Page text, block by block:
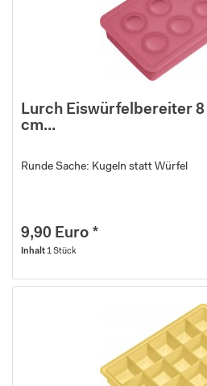
Lurch Eiswürfelbereiter 8
cm...
Runde Sache: Kugeln statt Würfel
9,90 Euro *
Inhalt 1 Stück